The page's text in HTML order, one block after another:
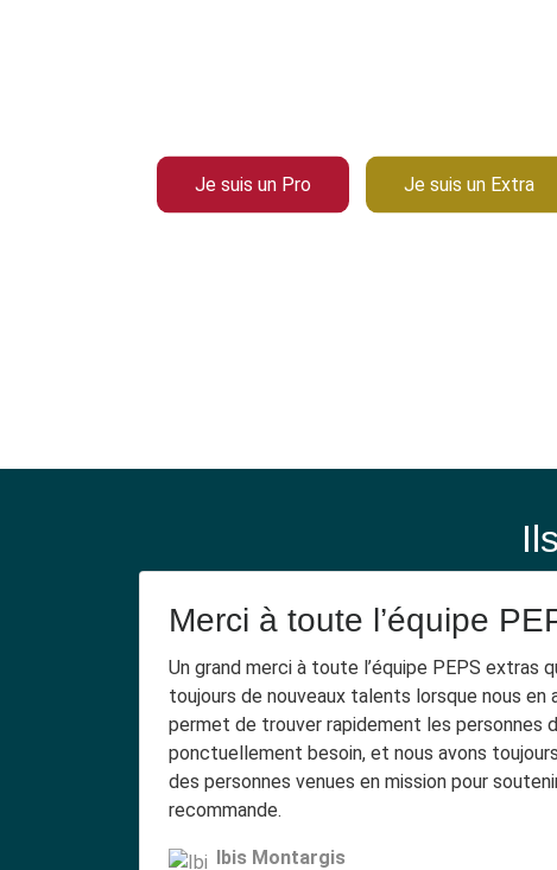
traditionnelles de
Je suis un Pro Je suis un Extra
Merci à toute l’équipe
Un grand merci à toute l’équipe PEPS extras
toujours de nouveaux talents lorsque nous en
permet de trouver rapidement les personnes
ponctuellement besoin, et nous avons
des personnes venues en mission pour
recommande.
Ibis Montargis